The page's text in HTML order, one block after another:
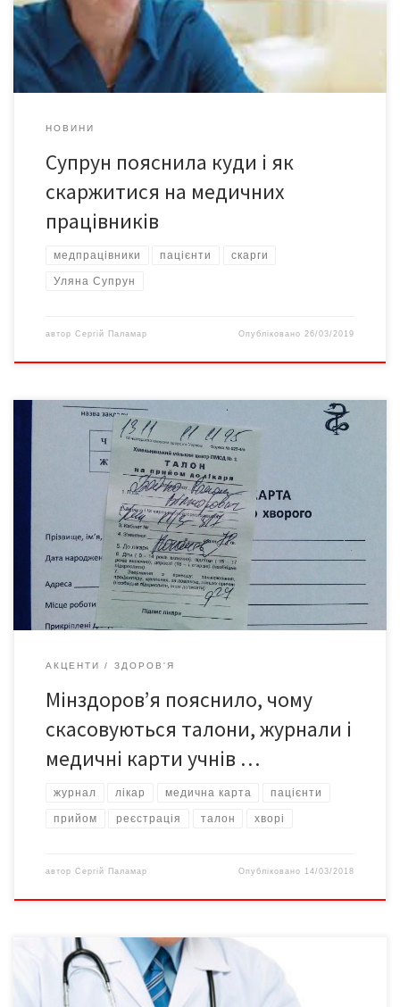
оскаржити неправомірне рішення й отримати компенсацію,
якщо його […]
НОВИНИ
Супрун пояснила куди і як
скаржитися на медичних
працівників
медпрацівники пацієнти скарги
Уляна Супрун
автор Сергій Паламар Опубліковано26/03/2019
Міністерство охорони здоров’я видало наказ про скасування
ряду медичних форм через їхню застарілість та незручність
та лікарів. Про це на брифінгу повідомив заступник міністра
охорони здоров’я Олександр Лінчевський, передає УНН.
“Ви навіть не уявляєте, як багато лікарі пишуть. Лікар пише
перед приходом пацієнта, під час приходу пацієнта, після
приходу пацієнта. Коли пацієнта немає, […]
АКЦЕНТИ ЗДОРОВ'Я
Мінздоров’я пояснило, чому
скасовуються талони, журнали і
медичні карти учнів …
журнал лікар медична карта пацієнти
прийом реєстрація талон хворі
автор Сергій Паламар Опубліковано 14/03/2018
В Міністерстві охорони здоров’я розповіли, як за новою